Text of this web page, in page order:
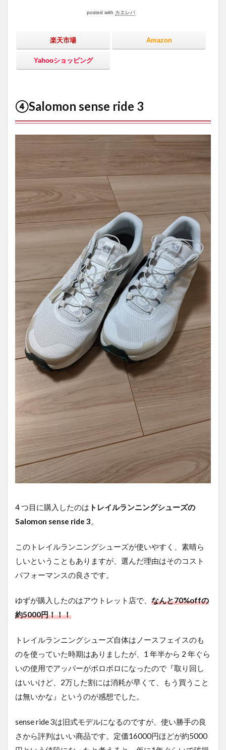
posted with カエレバ
楽天市場 Amazon
Yahooショッピング
④Salomon sense ride 3
4 つ目に購入したのは トレイルランニングシューズの
Salomon sense ride 3。
このトレイルランニングシューズが使いやすく、素晴ら
しいということもありますが、選んだ理由はそのコスト
パフォーマンスの良さです。
ゆずが購入したのはアウトレット店で、 なんと70%offの
約5000円！！！
トレイルランニングシューズ自体はノースフェイスのも
のを使っていた時期はありましたが、1 年半から 2 年ぐら
いの使用でアッパーがボロボロになったので『取り回し
はいいけど、2万した割には消耗が早くて、もう買うこと
は無いかな』というのが感想でした。
sense ride 3は旧式モデルになるのですが、使い勝手の良
さから評判はいい商品です。定価16000円ほどが約5000